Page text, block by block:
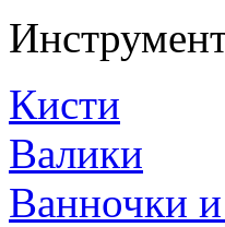
Кисти
Валики
Ванночки и